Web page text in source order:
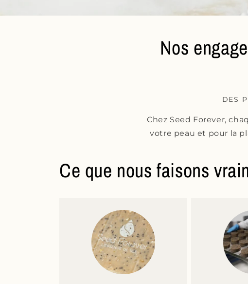
Nos
DES
Chez Seed Forever,
votre peau et pour la
Ce que nous faisons